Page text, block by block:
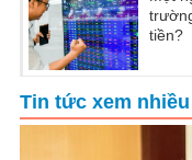
tiền?
Tin tức xem nhiều